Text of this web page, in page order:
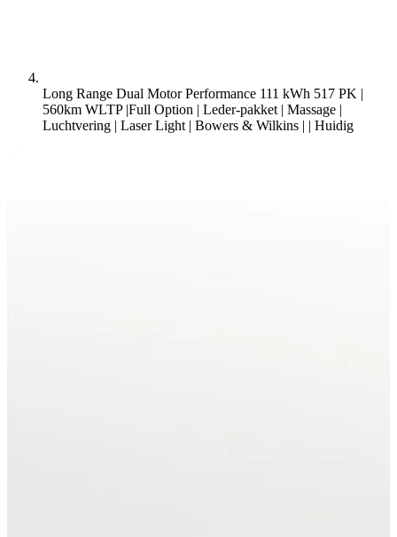
Long Range Dual Motor Performance 111 kWh 517 PK |
560km WLTP |Full Option | Leder-pakket | Massage |
Luchtvering | Laser Light | Bowers & Wilkins | | Huidig